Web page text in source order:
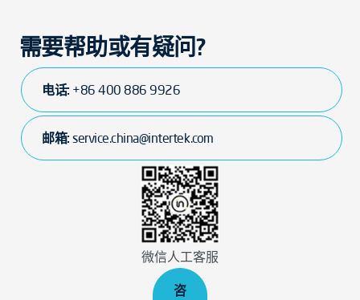
需要帮助或有疑问?
电话: +86 400 886 9926
邮箱:service.china@intertek.com
微信人工客服
咨